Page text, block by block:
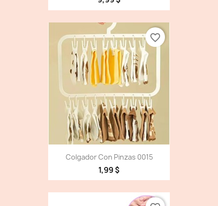
Colgador Con Pinzas 0015
1,99 $
favorite_border